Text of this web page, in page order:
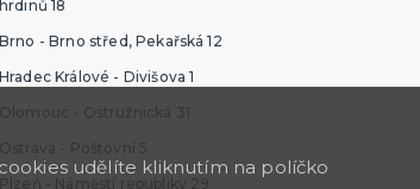
hrdinů 18
Brno - Brno střed, Pekařská 12
Hradec Králové - Divišova 1
Olomouc - Ostružnická 31
Ostrava - Poštovní 5
Plzeň - Náměstí republiky 29
udělíte kliknutím na políčko